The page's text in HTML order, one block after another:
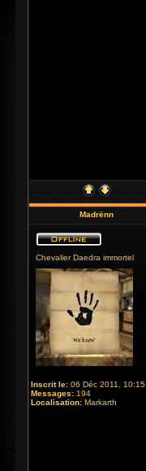
Madrënn
Chevalier Daedra immortel
Inscrit le: 06 Déc 2011, 10:15
Messages: 194
Localisation: Markarth